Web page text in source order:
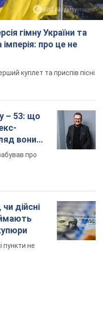
гімну України та
імперія: про це не
куплет та приспів пісні
– 53: що
вони
про
дійсні
пункти не